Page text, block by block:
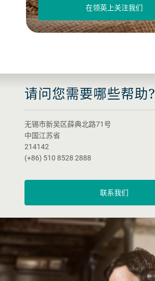
在领英上关注我们
请问您需要哪些帮助?
无锡市新吴区薛典北路71号
中国江苏省
214142
(+86) 510 8528 2888
联系我们